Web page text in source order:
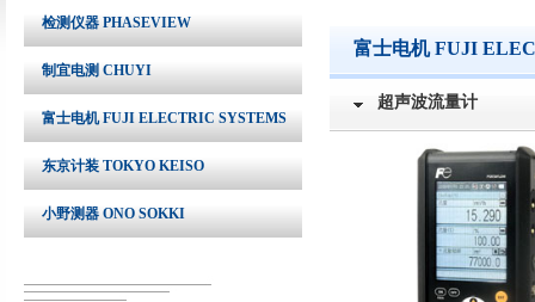
检测仪器 PHASEVIEW
制宜电测 CHUYI
富士电机 FUJI ELECTRIC SYSTEMS
东京计装 TOKYO KEISO
小野测器 ONO SOKKI
富士电机 FUJI
超声波流量计